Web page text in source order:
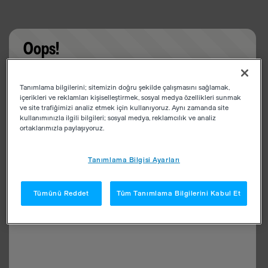
Oops!
app
Tanımlama bilgilerini; sitemizin doğru şekilde çalışmasını sağlamak,
içerikleri ve reklamları kişiselleştirmek, sosyal medya özellikleri sunmak
ve site trafiğimizi analiz etmek için kullanıyoruz. Aynı zamanda site
kullanımınızla ilgili bilgileri; sosyal medya, reklamcılık ve analiz
ortaklarımızla paylaşıyoruz.
Tanımlama Bilgisi Ayarları
Tümünü Reddet Tüm Tanımlama Bilgilerini Kabul Et